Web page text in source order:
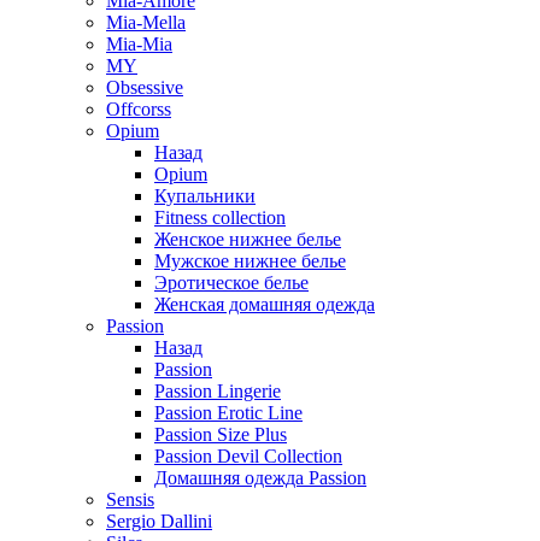
Mia-Mella
Mia-Mia
MY
Obsessive
Offcorss
Opium
Назад
Opium
Купальники
Fitness collection
Женское нижнее белье
Мужское нижнее белье
Эротическое белье
Женская домашняя одежда
Passion
Назад
Passion
Passion Lingerie
Passion Erotic Line
Passion Size Plus
Passion Devil Collection
Домашняя одежда Passion
Sensis
Sergio Dallini